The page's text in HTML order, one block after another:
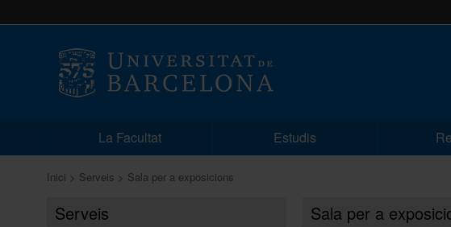
La Facultat Estudis
Inici Serveis Sala per a exposicions
Serveis Sala per a